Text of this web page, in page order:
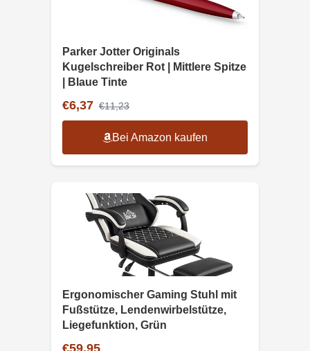
Parker Jotter Originals
Kugelschreiber Rot | Mittlere Spitze
| Blaue Tinte
€6,37 €11,23
Bei Amazon kaufen
Ergonomischer Gaming Stuhl mit
Fußstütze, Lendenwirbelstütze,
Liegefunktion, Grün
€59,95